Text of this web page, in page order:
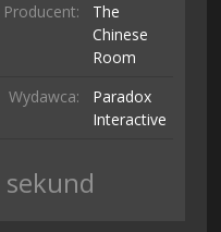
Producent:
The
Chinese
Room
Wydawca:
Paradox
Interactive
sekund